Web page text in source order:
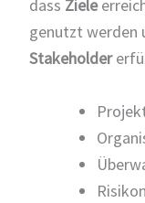
dass Ziele
genutzt werden
Stakeholder